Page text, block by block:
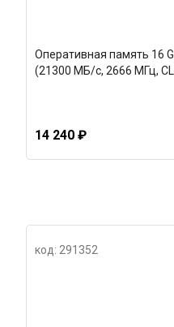
Оперативная память 16
(21300 МБ/с, 2666 МГц,
14 240 ₽
код: 291352